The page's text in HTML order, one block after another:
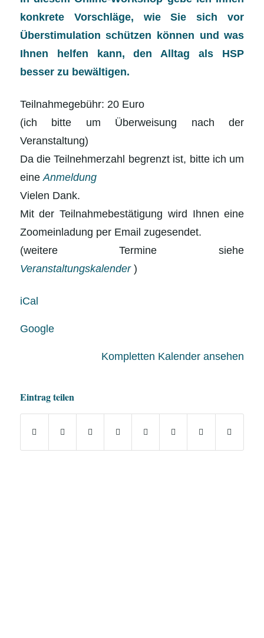
konkrete Vorschläge, wie Sie sich vor
Überstimulation schützen können und was
Ihnen helfen kann, den Alltag als HSP
besser zu bewältigen.
Teilnahmegebühr: 20 Euro
(ich bitte um Überweisung nach der
Veranstaltung)
Da die Teilnehmerzahl begrenzt ist, bitte ich um
eineAnmeldung
Vielen Dank.
Mit der Teilnahmebestätigung wird Ihnen eine
Zoomeinladung per Email zugesendet.
(weitere Termine siehe
Veranstaltungskalender)
iCal
Google
Kompletten Kalender ansehen
Eintrag teilen